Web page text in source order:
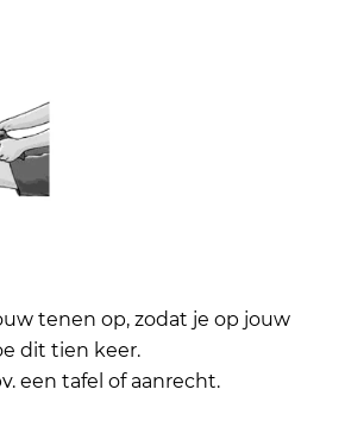
tenen op, zodat je op jouw
dit tien keer.
een tafel of aanrecht.